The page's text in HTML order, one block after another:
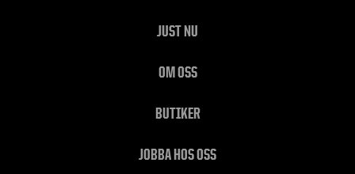
JUST NU
OM OSS
BUTIKER
JOBBA HOS OSS